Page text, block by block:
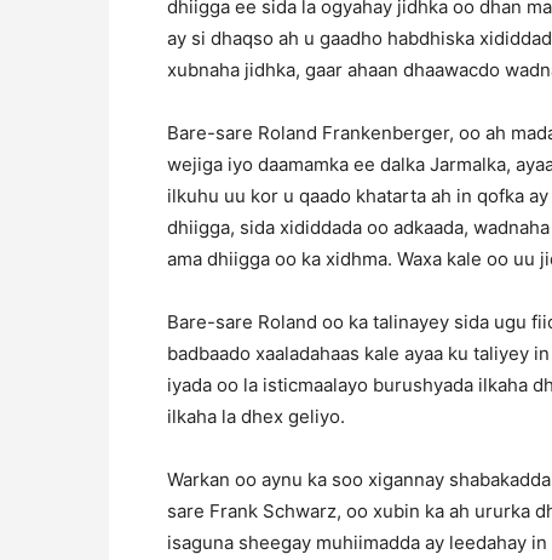
dhiigga ee sida la ogyahay jidhka oo dhan
ay si dhaqso ah u gaadho habdhiska
xubnaha jidhka, gaar ahaan dhaawacdo
Bare-sare Roland Frankenberger, oo ah
wejiga iyo daamamka ee dalka Jarmalka,
ilkuhu uu kor u qaado khatarta ah in qofka
dhiigga, sida xididdada oo adkaada,
ama dhiigga oo ka xidhma. Waxa kale oo uu
Bare-sare Roland oo ka talinayey sida ugu
badbaado xaaladahaas kale ayaa ku taliyey
iyada oo la isticmaalayo burushyada ilkaha
ilkaha la dhex geliyo.
Warkan oo aynu ka soo xigannay
sare Frank Schwarz, oo xubin ka ah ururka
isaguna sheegay muhiimadda ay leedahay